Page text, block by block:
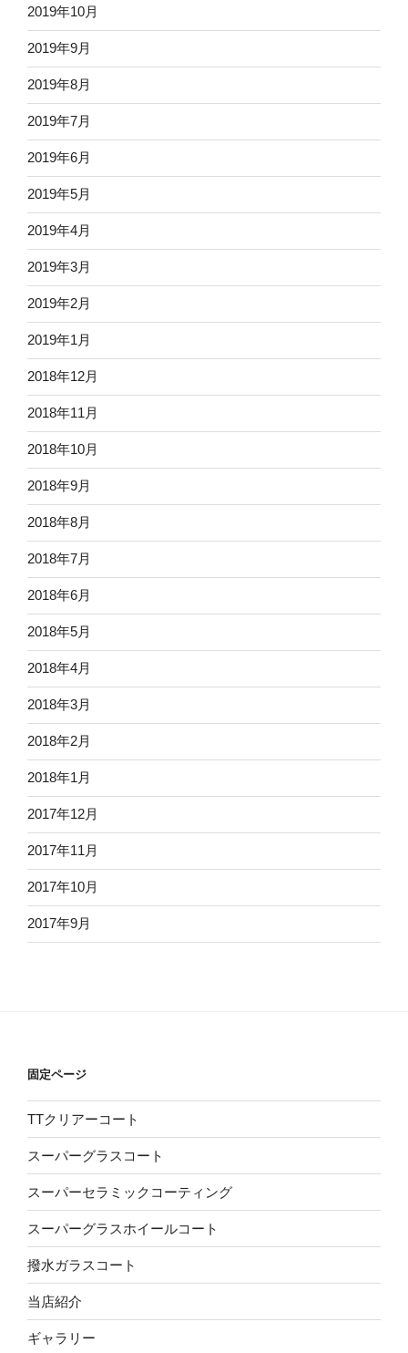
2019年10月
2019年9月
2019年8月
2019年7月
2019年6月
2019年5月
2019年4月
2019年3月
2019年2月
2019年1月
2018年12月
2018年11月
2018年10月
2018年9月
2018年8月
2018年7月
2018年6月
2018年5月
2018年4月
2018年3月
2018年2月
2018年1月
2017年12月
2017年11月
2017年10月
2017年9月
固定ページ
TTクリアーコート
スーパーグラスコート
スーパーセラミックコーティング
スーパーグラスホイールコート
撥水ガラスコート
当店紹介
ギャラリー